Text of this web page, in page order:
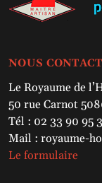
NOUS
Le Royaume de
50 rue Carnot
Tél : 02 33 90 95
Mail : royaume-
Le formulaire